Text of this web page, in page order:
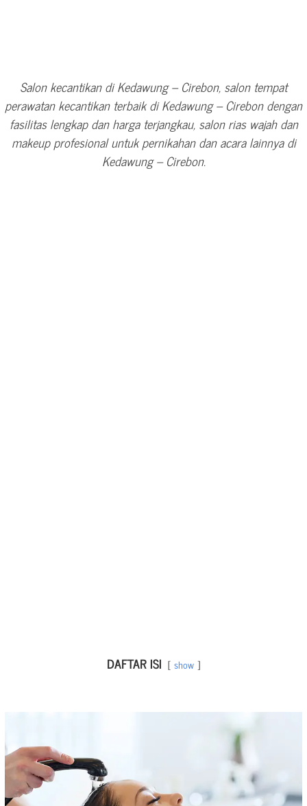
Salon kecantikan di Kedawung – Cirebon, salon tempat
perawatan kecantikan terbaik di Kedawung – Cirebon dengan
fasilitas lengkap dan harga terjangkau, salon rias wajah dan
makeup profesional untuk pernikahan dan acara lainnya di
Kedawung – Cirebon.
DAFTAR ISI show